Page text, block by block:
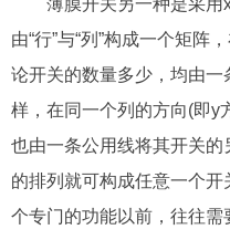
由“行”与“列”构成一个矩阵
论开关的数量多少，均由一
样，在同一个列的方向(即y
也由一条公用线将其开关
的排列就可构成任意一个
个专门的功能以前，往往